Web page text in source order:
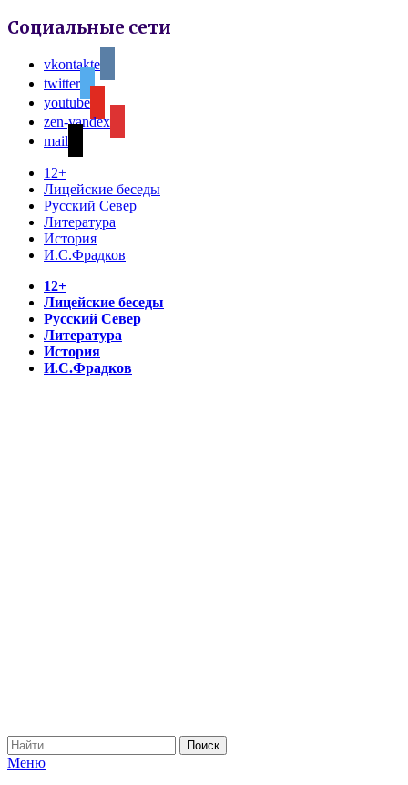
Социальные сети
vkontakte
twitter
youtube
zen-yandex
mail
12+
Лицейские беседы
Русский Север
Литература
История
И.С.Фрадков
12+
Лицейские беседы
Русский Север
Литература
История
И.С.Фрадков
Меню